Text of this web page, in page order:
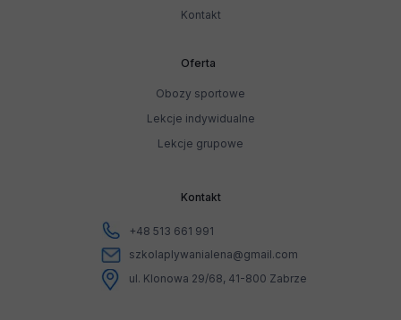
Kontakt
Obozy sportowe
Lekcje indywidualne
Lekcje grupowe
Oferta
Kontakt
ul. Klonowa 29/68, 41-800 Zabrze
szkolaplywanialena@gmail.com
+48 513 661 991